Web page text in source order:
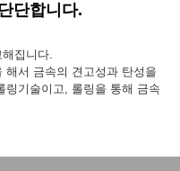
단합니다.
집니다.
해서 금속의 견고성과 탄성을
링기술이고, 롤링을 통해 금속